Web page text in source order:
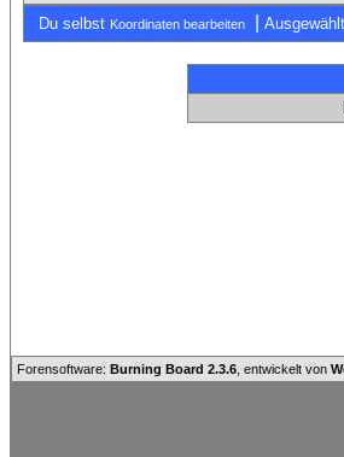
Du selbst Koordinaten bearbeiten Ausgewählt
Forensoftware: Burning Board 2.3.6 , entwickelt von